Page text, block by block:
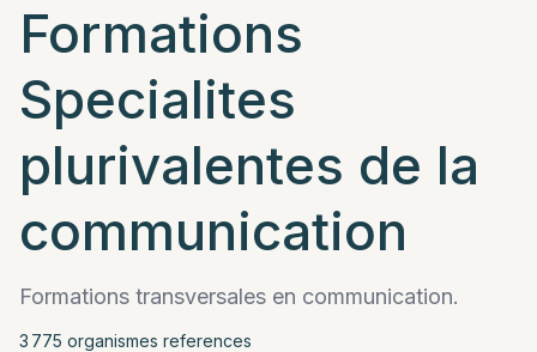
Formations
Specialites
plurivalentes de la
communication
Formations transversales en communication.
3 775 organismes references